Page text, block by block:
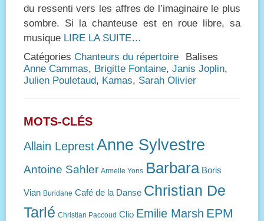
du ressenti vers les affres de l’imaginaire le plus
sombre. Si la chanteuse est en roue libre, sa
musique LIRE LA SUITE…
Catégories Chanteurs du répertoire
Balises
Anne Cammas, Brigitte Fontaine, Janis Joplin,
Julien Pouletaud, Kamas, Sarah Olivier
MOTS-CLÉS
Allain LeprestAnne Sylvestre
Antoine Sahler Armelle Yons Barbara Boris
Vian Buridane Café de la Danse Christian De
Tarlé Christian Paccoud Clio Emilie Marsh EPM